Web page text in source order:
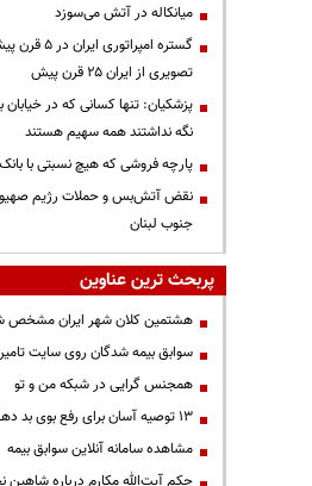
میانکاله در آتش می‌سوزد
گستره امپراتوری
تصویری از ایران ۲۵ قرن پیش
پزشکیان: تنها کسانی که در خیابان
نگه نداشتند همه سهیم هستند
پارچه فروشی که هیچ نسبتی با بانک
نقض آتش‌بس و حملات رژیم
جنوب لبنان
پربحث ترین عناوین
هشتمین کلان شهر ایران مشخص
سوابق بیمه شدگان روی سایت
همجنس گرایی در شبکه من و تو
13 توصیه آسان برای رفع بوی بد دهان
مشاهده سامانه آنلاين سوابق بیمه
حكم آيت‌الله مكارم درباره شاهين